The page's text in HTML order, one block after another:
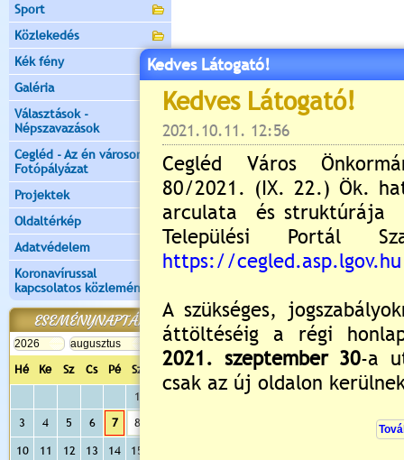
Sport
Közlekedés
Kék fény
Galéria
Választások -
Népszavazások
Cegléd - Az én városom -
Fotópályázat
Projektek
Oldaltérkép
Adatvédelem
Koronavírussal
kapcsolatos közlemények
ESEMÉNYNAPTÁR
Hé Ke Sz Cs Pé Sz
Va
1
3
4 5 6 7 8
10 11 12 13 14 15
Még nincsenek hozzászólások
Kedves Látogató!